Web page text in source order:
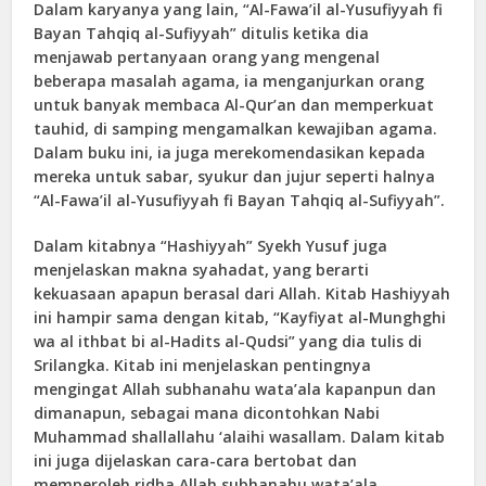
Dalam karyanya yang lain, “Al-Fawa’il al-Yusufiyyah fi
Bayan Tahqiq al-Sufiyyah” ditulis ketika dia
menjawab pertanyaan orang yang mengenal
beberapa masalah agama, ia menganjurkan orang
untuk banyak membaca Al-Qur’an dan memperkuat
tauhid, di samping mengamalkan kewajiban agama.
Dalam buku ini, ia juga merekomendasikan kepada
mereka untuk sabar, syukur dan jujur seperti halnya
“Al-Fawa’il al-Yusufiyyah fi Bayan Tahqiq al-Sufiyyah”.
Dalam kitabnya “Hashiyyah” Syekh Yusuf juga
menjelaskan makna syahadat, yang berarti
kekuasaan apapun berasal dari Allah. Kitab Hashiyyah
ini hampir sama dengan kitab, “Kayfiyat al-Munghghi
wa al ithbat bi al-Hadits al-Qudsi” yang dia tulis di
Srilangka. Kitab ini menjelaskan pentingnya
mengingat Allah subhanahu wata’ala kapanpun dan
dimanapun, sebagai mana dicontohkan Nabi
Muhammad shallallahu ‘alaihi wasallam. Dalam kitab
ini juga dijelaskan cara-cara bertobat dan